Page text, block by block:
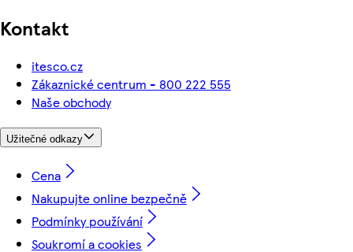
Kontakt
itesco.cz
Zákaznické centrum - 800 222 555
Naše obchody
Užitečné odkazy
Cena
Nakupujte online bezpečně
Podmínky používání
Soukromí a cookies